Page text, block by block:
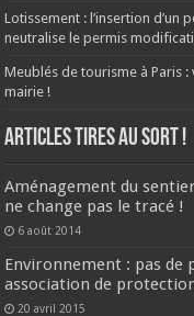
Lotissement : l’insertion d’un
neutralise le permis
Meublés de tourisme à Paris
mairie !
ARTICLES TIRES AU SORT !
Aménagement du
ne change pas le tracé !
6 août 2014
Environnement : pas de
association de
20 avril 2015